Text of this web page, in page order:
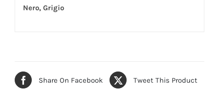
Nero, Grigio
Share On Facebook Tweet This Product